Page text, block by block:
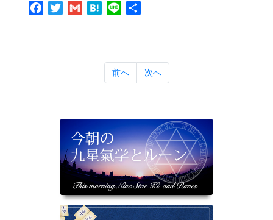
Facebook
TwitterGmail Hatena
Line
前へ 次へ